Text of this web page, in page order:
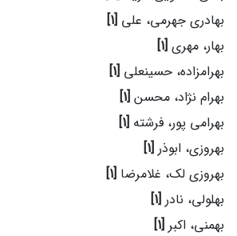
بهادری جهرمی، علی [1]
بهار، مهری [1]
بهرامزاده، حسینعلی [1]
بهرام نژاد، محسن [1]
بهرامی پور، فرشته [1]
بهروزی، ابوذر [1]
بهروزی لک، غلامرضا [1]
بهلولی، نادر [1]
بهمنی، اکبر [1]